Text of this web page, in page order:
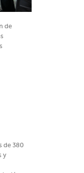
de
de 380
y